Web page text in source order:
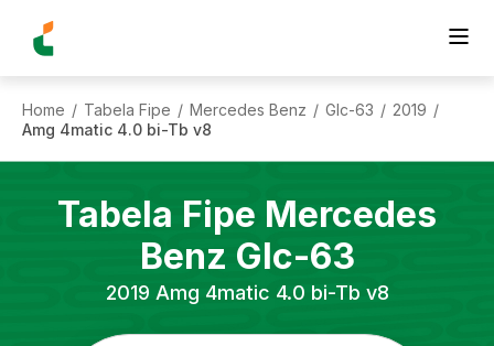
Home / Tabela Fipe / Mercedes Benz / Glc-63 / 2019 /
Amg 4matic 4.0 bi-Tb v8
Tabela Fipe Mercedes
Benz Glc-63
2019 Amg 4matic 4.0 bi-Tb v8